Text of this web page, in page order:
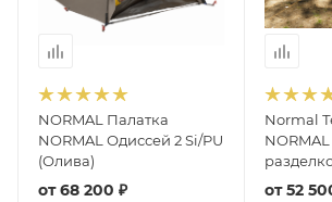
NORMAL Палатка
NORMAL Одиссей 2 Si/PU
(Олива)
от68 200 ₽
Normal
от52